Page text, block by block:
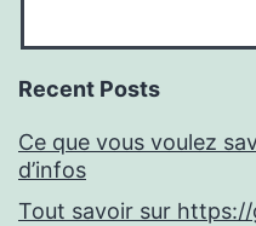
Recent Posts
Ce que vous voulez
d’infos
Tout savoir sur